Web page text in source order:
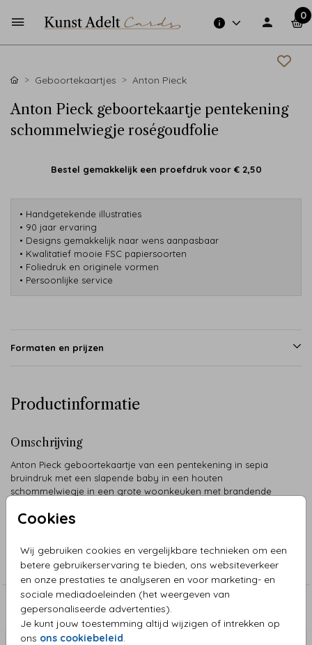
0
Cookies
Wij gebruiken cookies en vergelijkbare technieken om een
betere gebruikerservaring te bieden, ons websiteverkeer
en onze prestaties te analyseren en voor marketing- en
sociale mediadoeleinden (het weergeven van
gepersonaliseerde advertenties).
Je kunt jouw toestemming altijd wijzigen of intrekken op
ons ons cookiebeleid
Geboortekaartjes Anton Pieck
Anton Pieck geboortekaartje pentekening
schommelwiegje roségoudfolie
Bestel gemakkelijk een proefdruk voor € 2,50
• Handgetekende illustraties
• 90 jaar ervaring
• Designs gemakkelijk naar wens aanpasbaar
• Kwalitatief mooie FSC papiersoorten
• Foliedruk en originele vormen
• Persoonlijke service
Formaten en prijzen
Productinformatie
Omschrijving
Anton Pieck geboortekaartje van een pentekening in sepia
bruindruk met een slapende baby in een houten
schommelwiegje in een grote woonkeuken met brandende
Collectie
Anton Pieck
Aanbevolen